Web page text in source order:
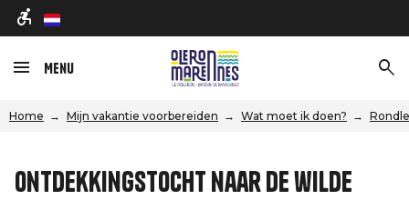
nl
Menu
Home Mijn vakantie voorbereiden Wat moet ik doen?
Ontdekkingstocht naar de wilde